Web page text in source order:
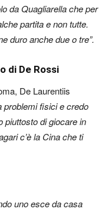
da Quagliarella che per
partita e non tutte.
duro anche due o tre”.
di De Rossi
De Laurentiis
problemi fisici e credo
piuttosto di giocare in
c’è la Cina che ti
uno esce da casa